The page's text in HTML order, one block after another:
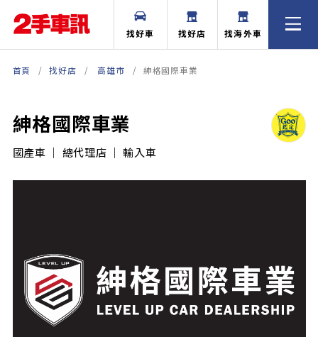
找好車 找好店 找海外車
首頁 找好店 高雄市 紳格國際車業
紳格國際車業
國產車 ｜ 總代理店 ｜ 輸入車